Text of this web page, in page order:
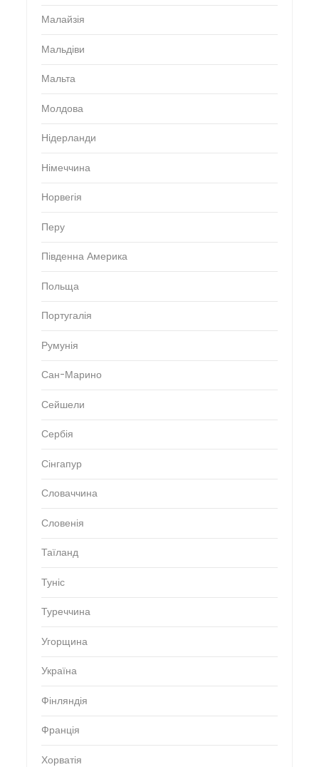
Малайзія
Мальдіви
Мальта
Молдова
Нідерланди
Німеччина
Норвегія
Перу
Південна Америка
Польща
Португалія
Румунія
Сан-Марино
Сейшели
Сербія
Сінгапур
Словаччина
Словенія
Таїланд
Туніс
Туреччина
Угорщина
Україна
Фінляндія
Франція
Хорватія